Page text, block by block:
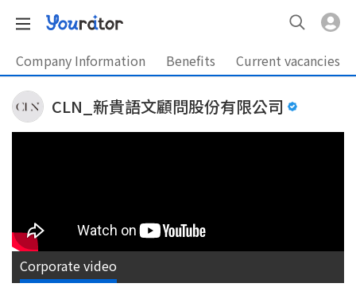
Company Information Benefits Current vacancies
CLN_新貴語文顧問股份有限公司
Corporate video